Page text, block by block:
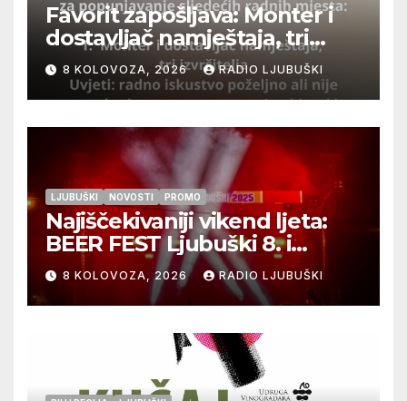
Favorit zapošljava: Monter i
dostavljač namještaja, tri
izvršitelja
8 KOLOVOZA, 2026 RADIO LJUBUŠKI
LJUBUŠKI NOVOSTI PROMO
Najiščekivaniji vikend ljeta:
BEER FEST Ljubuški 8. i
9.kolovoza
8 KOLOVOZA, 2026 RADIO LJUBUŠKI